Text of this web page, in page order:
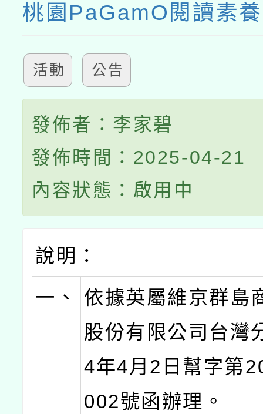
桃園PaGamO閱讀素
活動 公告
發佈者：李家碧
發佈時間：2025-04-21
內容狀態：啟用中
說明：
一、
依據英屬維京群島
股份有限公司台灣
4年4月2日幫字第
002號函辦理。